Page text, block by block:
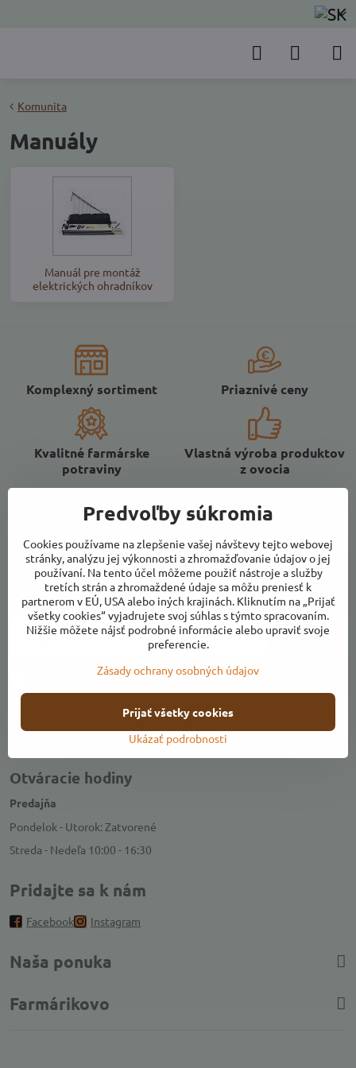
Komunita
Manuály
Manuál pre montáž
elektrických ohradníkov
Komplexný sortiment Priaznivé ceny
Kvalitné farmárske
potraviny
Vlastná výroba produktov
z ovocia
Newsletter
Odoberať naše novinky:
Odoberať
Chcem sa prihlásiť k odberu noviniek e-mailom
Otváracie hodiny
Predajňa
Pondelok - Utorok: Zatvorené
Streda - Nedeľa 10:00 - 16:30
Pridajte sa k nám
Facebook Instagram
Naša ponuka
Farmárikovo
Predvoľby súkromia
Cookies používame na zlepšenie vašej návštevy tejto webovej
stránky, analýzu jej výkonnosti a zhromažďovanie údajov o jej
používaní. Na tento účel môžeme použiť nástroje a služby
tretích strán a zhromaždené údaje sa môžu preniesť k
partnerom v EÚ, USA alebo iných krajinách. Kliknutím na „Prijať
všetky cookies“ vyjadrujete svoj súhlas s týmto spracovaním.
Nižšie môžete nájsť podrobné informácie alebo upraviť svoje
preferencie.
Zásady ochrany osobných údajov
Ukázať podrobnosti
Prijať všetky cookies